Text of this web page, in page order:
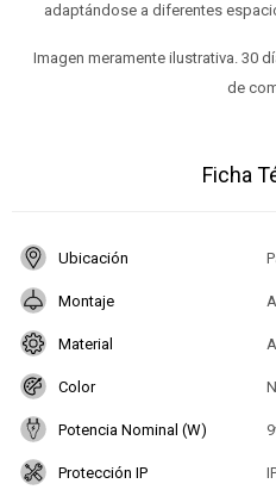
adaptándose a diferentes
Imagen meramente ilustrativa. 30
de
Ficha
Ubicación
Montaje
Material
Color
Potencia Nominal (W)
Protección IP